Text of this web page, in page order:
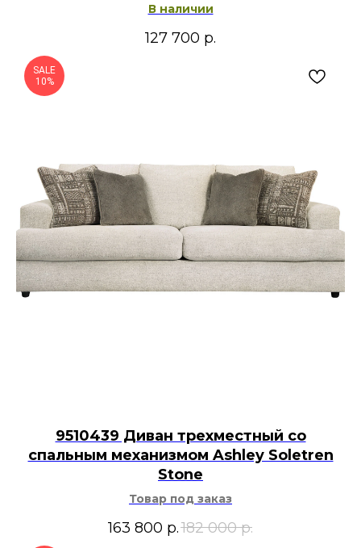
В наличии
127 700 р.
SALE
10%
9510439 Диван трехместный со
спальным механизмом Ashley Soletren
Stone
Товар под заказ
163 800 р.182 000 р.